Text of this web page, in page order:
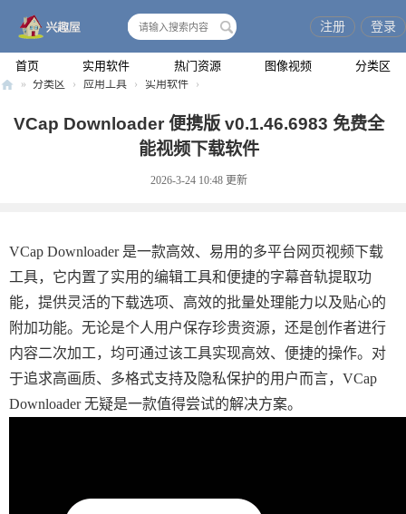
首页 实用软件 热门资源 图像视频 分类区
注册 登录
» 分类区 › 应用工具 › 实用软件 ›
VCap Downloader 便携版 v0.1.46.6983 免费全
能视频下载软件
2026-3-24 10:48 更新
VCap Downloader 是一款高效、易用的多平台网页视频下载
工具，它内置了实用的编辑工具和便捷的字幕音轨提取功
能，提供灵活的下载选项、高效的批量处理能力以及贴心的
附加功能。无论是个人用户保存珍贵资源，还是创作者进行
内容二次加工，均可通过该工具实现高效、便捷的操作。对
于追求高画质、多格式支持及隐私保护的用户而言，VCap
Downloader 无疑是一款值得尝试的解决方案。